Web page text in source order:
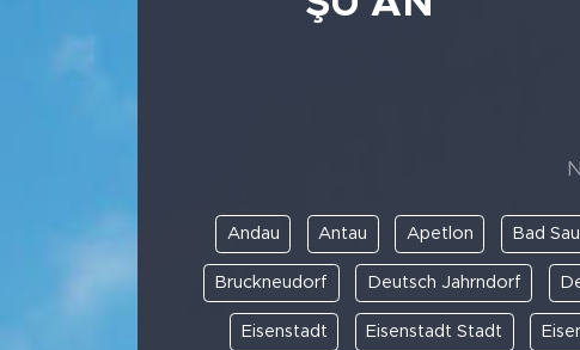
Andau Antau Apetlon Bad
Bruckneudorf Deutsch Jahrndorf
Eisenstadt Eisenstadt Stadt